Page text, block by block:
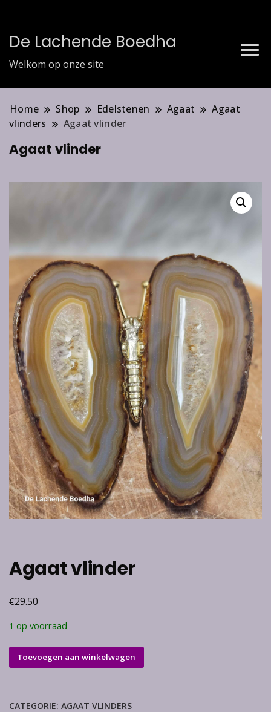
De Lachende Boedha
Welkom op onze site
Home Shop Edelstenen Agaat
Agaat
vlinders
Agaat vlinder
Agaat vlinder
Agaat vlinder
€29.50
1 op voorraad
Agaat
vlinder
Toevoegen aan winkelwagen
CATEGORIE: AGAAT VLINDERS